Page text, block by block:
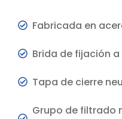
Fabricada en
Brida de fijación
Tapa de cierre
Grupo de filtrado